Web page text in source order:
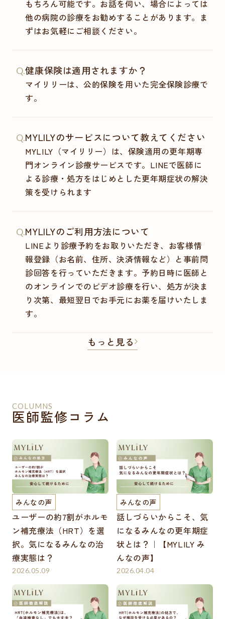
もちろん可能です。お話を伺い、場合によっては
他の病院の診療をお勧めすることがあります。ま
ずはお気軽にご相談ください。
Q.健康保険は適用されますか？
マイリリーは、公的保険を用いた完全保険診療で
す。
Q.MYLILYのサービスについて教えてください
MYLILY（マイリリー）は、保険適用の更年期専
門オンライン診療サービスです。LINEで医師に
よる診療・処方をはじめとした更年期症状の解決
策を受けられます
Q.MYLILYのご利用方法について
LINEより診療予約をお取りいただき、お客様情
報登録（お名前、住所、決済情報など）と事前問
診回答を行っていただきます。予約日時に医師と
のオンラインでのビデオ診療を行い、処方が決ま
り次第、最短翌日でお手元にお薬を届けいたしま
す。
もっと見る
COLUMNS
医師監修コラム
みんなの声
ユーザーの約7割がホルモ
ン補充療法（HRT）を選
択。気になるみんなの治
療実態は？
2026.05.09
みんなの声
話しづらいからこそ、気
になるみんなの更年期症
状とは？｜【MYLILY み
んなの声】
2026.04.04